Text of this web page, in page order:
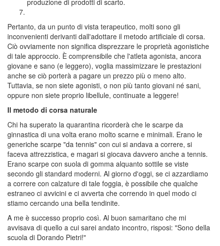
Pertanto, da un punto di vista terapeutico, molti sono gli
inconvenienti derivanti dall'adottare il metodo artificiale di corsa.
Ciò ovviamente non significa disprezzare le proprietà agonistiche
di tale approccio. È comprensibile che l'atleta agonista, ancora
giovane e sano (e leggero), voglia massimizzare le prestazioni
anche se ciò porterà a pagare un prezzo più o meno alto.
Tuttavia, se non siete agonisti, o non più tanto giovani né sani,
oppure non siete proprio libellule, continuate a leggere!
Il metodo di corsa naturale
Chi ha superato la quarantina ricorderà che le scarpe da
ginnastica di una volta erano molto scarne e minimali. Erano le
generiche scarpe "da tennis" con cui si andava a correre, si
faceva attrezzistica, e magari si giocava davvero anche a tennis.
Erano scarpe con suola di gomma alquanto sottile se viste
secondo gli standard moderni. Al giorno d'oggi, se ci azzardiamo
a correre con calzature di tale foggia, è possibile che qualche
estraneo ci avvicini e ci avverta che correndo in quel modo ci
stiamo cercando una bella tendinite.
A me è successo proprio così. Al buon samaritano che mi
avvisava di quello a cui sarei andato incontro, risposi: "Sono della
scuola di Dorando Pietri!"